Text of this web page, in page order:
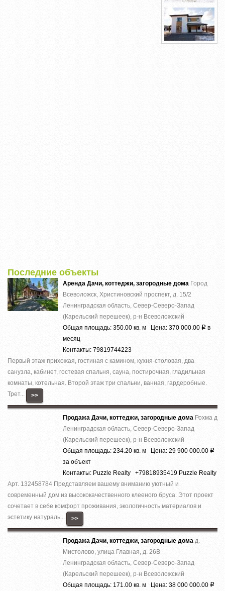
Последние объекты
Аренда Дачи, коттеджи, загородные дома Город
Всеволожск, Христиновский проспект, д. 15/2
Ленинградская область, Север-Северо-Запад
(Карельский перешеек), р-н Всеволожский
Общая площадь: 350.00 кв. м Цена: 370 000.00 Р в
месяц
Контакты: 79819744223
Первый этаж прихожая, гостиная с камином, кухня-столовая, два
санузла, кабинет, гостевая спальня, сауна, постирочная, гладильная
комнаты, котельная. Второй этаж три спальни, ванная, гардеробные.
Трет...
>>
Продажа Дачи, коттеджи, загородные дома Рохма д
Ленинградская область, Север-Северо-Запад
(Карельский перешеек), р-н Всеволожский
Общая площадь: 234.20 кв. м Цена: 29 900 000.00 Р
за объект
Контакты: Puzzle Realty +79818935419 Puzzle Realty
Арт. 132458784 Представляем вашему вниманию уютный и
современный дом из высококачественного клееного бруса. Этот проект
сочетает в себе комфорт проживания, экологичность материалов и
эстетику натураль...
>>
Продажа Дачи, коттеджи, загородные дома д.
Мистолово, улица Главная, д. 26В
Ленинградская область, Север-Северо-Запад
(Карельский перешеек), р-н Всеволожский
Общая площадь: 171.00 кв. м Цена: 38 000 000.00 Р